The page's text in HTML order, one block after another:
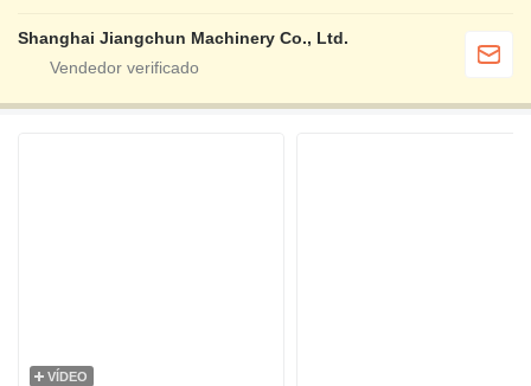
Shanghai Jiangchun Machinery Co., Ltd.
VÍDEO